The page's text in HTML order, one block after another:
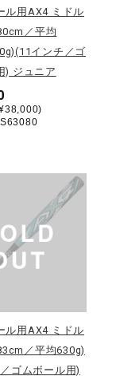
ル用AX4 ミドル
／平均
インチ／ゴ
) ジュニア
ル用AX4 ミドル
／平均630g)
ゴムボール用)